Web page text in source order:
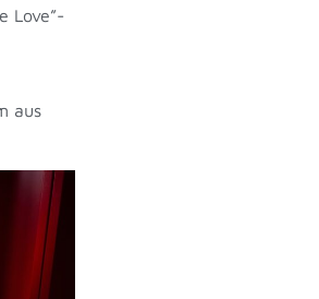
Love”-
aus